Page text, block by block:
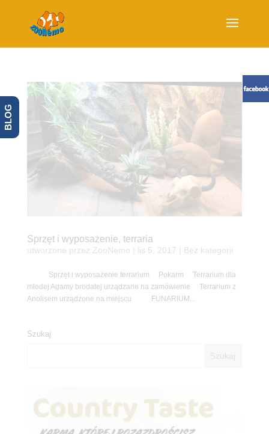
Sprzęt i wyposażenie, terraria
utworzone przez ZooNemo lis 5, 2017 | Bez kategorii
Sprzęt i wyposażenie terrarium Pokarm Terrarium dla
młodej Agamy brodatej urządzane na zamówienie Terrarium z
Anolisem urządzone na miejscu FUNARIUM...
Szukaj
BLOG